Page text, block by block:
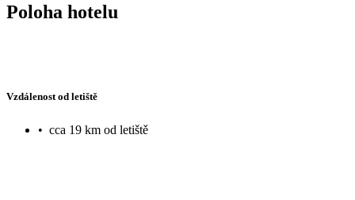
Poloha hotelu
Vzdálenost od letiště
• cca 19 km od letiště